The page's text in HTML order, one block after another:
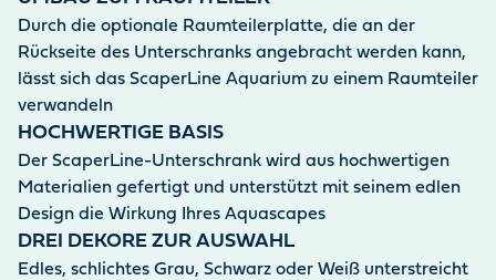
Durch die optionale Raumteilerplatte, die an der
Rückseite des Unterschranks angebracht werden kann,
lässt sich das ScaperLine Aquarium zu einem Raumteiler
verwandeln
HOCHWERTIGE BASIS
Der ScaperLine-Unterschrank wird aus hochwertigen
Materialien gefertigt und unterstützt mit seinem edlen
Design die Wirkung Ihres Aquascapes
DREI DEKORE ZUR AUSWAHL
Edles, schlichtes Grau, Schwarz oder Weiß unterstreicht